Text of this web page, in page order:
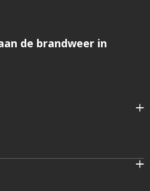
de brandweer in